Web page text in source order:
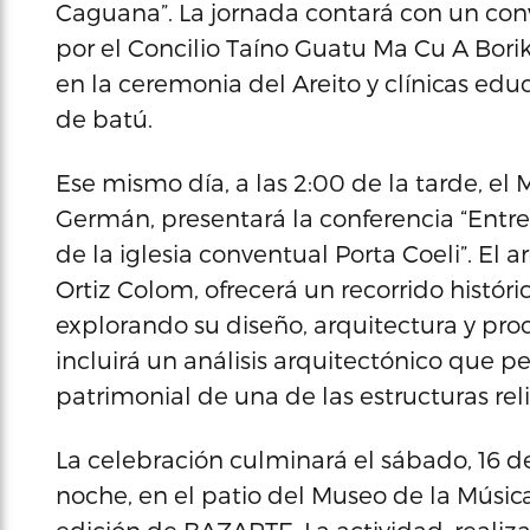
Caguana”. La jornada contará con un
por el Concilio Taíno Guatu Ma Cu A
en la ceremonia del Areito y clínicas
de batú.
Ese mismo día, a las 2:00 de la tarde, el
Germán, presentará la conferencia
de la iglesia conventual Porta Coeli”. El
Ortiz Colom, ofrecerá un recorrido
explorando su diseño, arquitectura y
incluirá un análisis arquitectónico que
patrimonial de una de las estructuras
La celebración culminará el sábado, 16
noche, en el patio del Museo de la